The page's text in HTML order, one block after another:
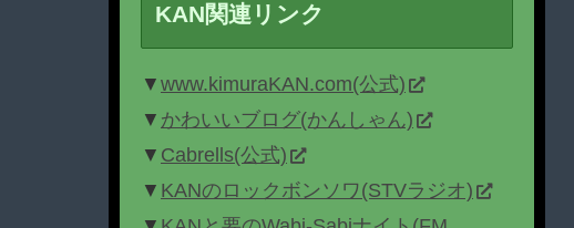
KAN関連リンク
▼ www.kimuraKAN.com(公式)
▼ かわいいブログ(かんしゃん)
▼ Cabrells(公式)
▼ KANのロックボンソワ(STVラジオ)